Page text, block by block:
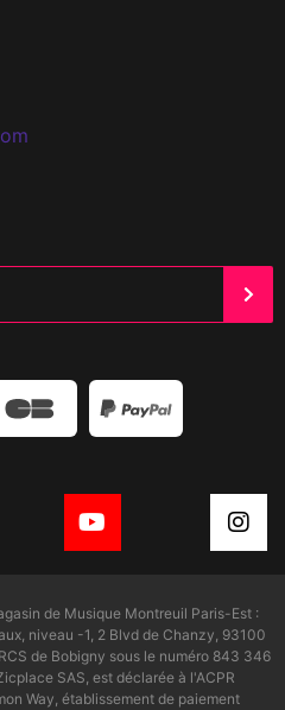
de Musique Montreuil Paris-Est :
niveau -1, 2 Blvd de Chanzy, 93100
de Bobigny sous le numéro 843 346
SAS, est déclarée à l'ACPR
Way, établissement de paiement